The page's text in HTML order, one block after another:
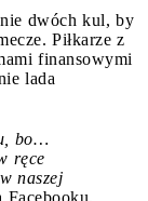
dwóch kul, by
Piłkarze z
finansowymi
lada
bo…
ręce
naszej
Facebooku.